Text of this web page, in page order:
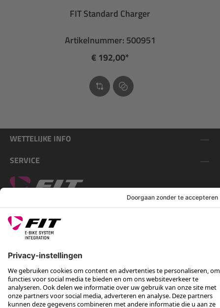
FIT Standard Charger
Artikelnummer: 500951
€ 192,00*
WETTELIJKE INFO
SERVICE
*Aanbevolen verkoopprijs incl. btw, excl. verzendkosten